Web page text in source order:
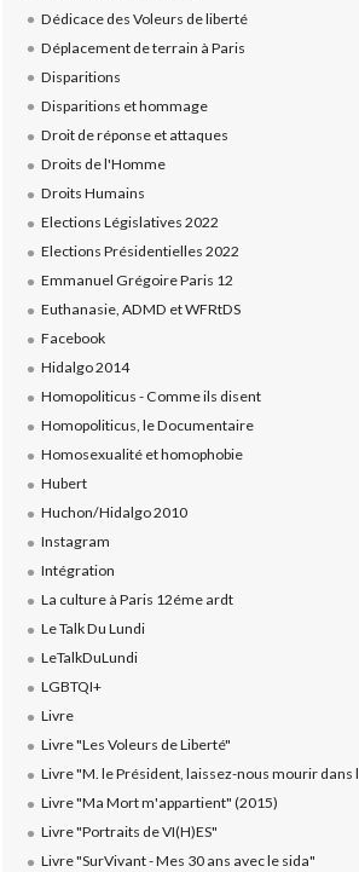
Dédicace des Voleurs de liberté
Déplacement de terrain à Paris
Disparitions
Disparitions et hommage
Droit de réponse et attaques
Droits de l'Homme
Droits Humains
Elections Législatives 2022
Elections Présidentielles 2022
Emmanuel Grégoire Paris 12
Euthanasie, ADMD et WFRtDS
Facebook
Hidalgo 2014
Homopoliticus - Comme ils disent
Homopoliticus, le Documentaire
Homosexualité et homophobie
Hubert
Huchon/Hidalgo 2010
Instagram
Intégration
La culture à Paris 12éme ardt
Le Talk Du Lundi
LeTalkDuLundi
LGBTQI+
Livre
Livre "Les Voleurs de Liberté"
Livre "M. le Président, laissez-nous mourir dans l
Livre "Ma Mort m'appartient" (2015)
Livre "Portraits de VI(H)ES"
Livre "SurVivant - Mes 30 ans avec le sida"